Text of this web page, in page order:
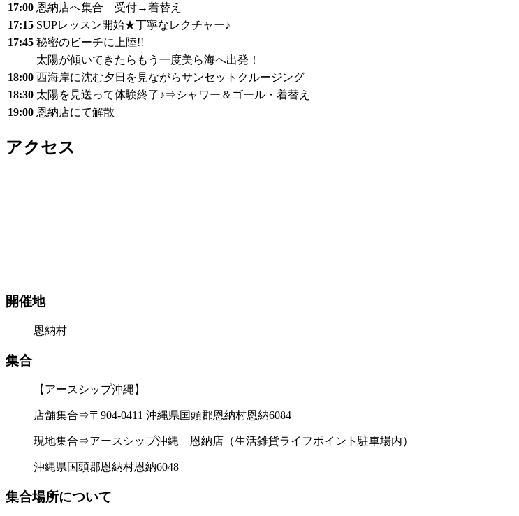
17:00 恩納店へ集合 受付→着替え
17:15 SUPレッスン開始★丁寧なレクチャー♪
17:45 秘密のビーチに上陸!!
太陽が傾いてきたらもう一度美ら海へ出発！
18:00 西海岸に沈む夕日を見ながらサンセットクルージング
18:30 太陽を見送って体験終了♪⇒シャワー＆ゴール・着替え
19:00 恩納店にて解散
アクセス
開催地
恩納村
集合
【アースシップ沖縄】
店舗集合⇒〒904-0411 沖縄県国頭郡恩納村恩納6084
現地集合⇒アースシップ沖縄 恩納店（生活雑貨ライフポイント駐車場内）
沖縄県国頭郡恩納村恩納6048
集合場所について